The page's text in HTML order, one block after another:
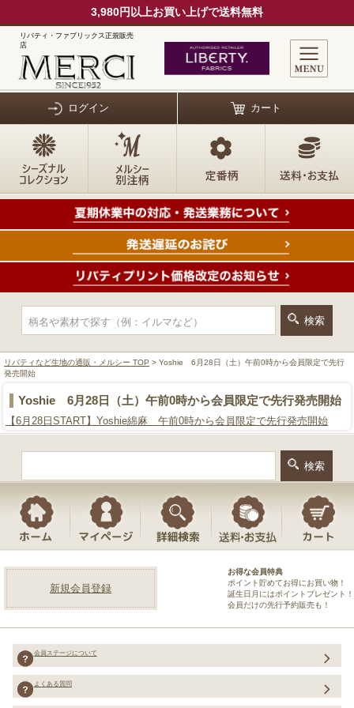
3,980円以上お買い上げで送料無料
リバティ・ファブリックス正規販売
店
ログイン カート
リバティなど生地の通販・メルシー TOP > Yoshie 6月28日（土）午前0時から会員限定で先行
発売開始
Yoshie 6月28日（土）午前0時から会員限定で先行発売開始
【6月28日START】Yoshie綿麻 午前0時から会員限定で先行発売開始
新規会員登録
お得な会員特典
ポイント貯めてお得にお買い物！
誕生日月にはポイントプレゼント！
会員だけの先行予約販売も！
会員ステージについて
よくある質問